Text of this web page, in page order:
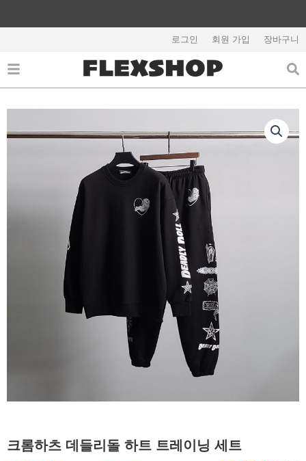
건
너
뛰
로그인 회원 가입 장바구니
크롬하츠 데들리돌 하트 트레이닝 세트